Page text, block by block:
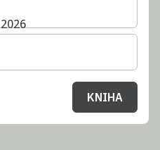
pro svůj pobyt
KNIHA